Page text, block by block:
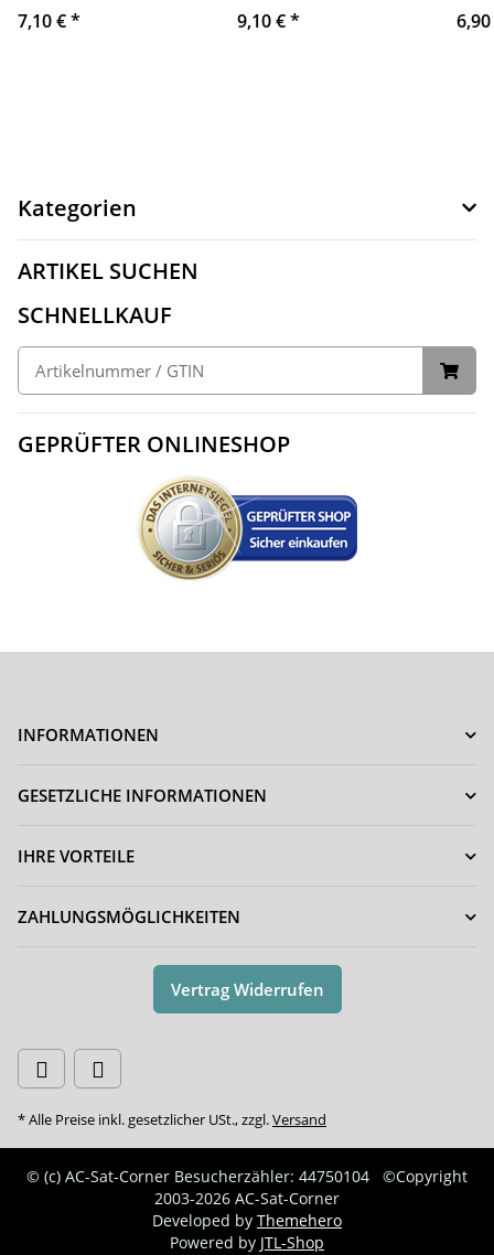
7,10 €* 9,10 €*
Kategorien
ARTIKEL SUCHEN
SCHNELLKAUF
GEPRÜFTER ONLINESHOP
INFORMATIONEN
GESETZLICHE INFORMATIONEN
IHRE VORTEILE
ZAHLUNGSMÖGLICHKEITEN
Vertrag Widerrufen
* Alle Preise inkl. gesetzlicher USt., zzgl.Versand
© (c) AC-Sat-Corner Besucherzähler: 44750104
©Copyright
2003-2026 AC-Sat-Corner
Developed by Themehero
Powered by JTL-Shop